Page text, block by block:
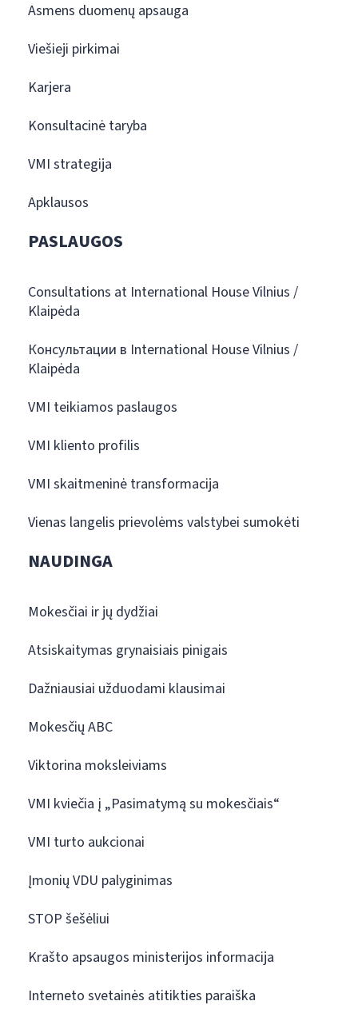
Asmens duomenų apsauga
Viešieji pirkimai
Karjera
Konsultacinė taryba
VMI strategija
Apklausos
PASLAUGOS
Consultations at International House Vilnius /
Klaipėda
Консультации в International House Vilnius /
Klaipėda
VMI teikiamos paslaugos
VMI kliento profilis
VMI skaitmeninė transformacija
Vienas langelis prievolėms valstybei sumokėti
NAUDINGA
Mokesčiai ir jų dydžiai
Atsiskaitymas grynaisiais pinigais
Dažniausiai užduodami klausimai
Mokesčių ABC
Viktorina moksleiviams
VMI kviečia į „Pasimatymą su mokesčiais“
VMI turto aukcionai
Įmonių VDU palyginimas
STOP šešėliui
Krašto apsaugos ministerijos informacija
Interneto svetainės atitikties paraiška